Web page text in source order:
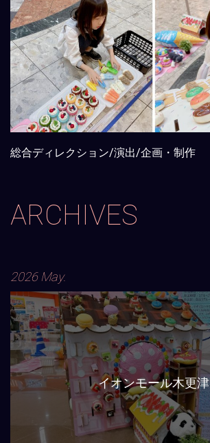
総合ディレクション/演出/企画・制作
ARCHIVES
2026 May.
イオンモール木更津